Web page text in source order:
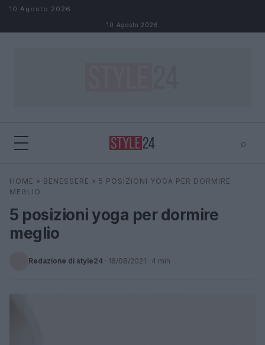
Salta al contenuto
10 Agosto 2026
10 Agosto 2026
⌕
Cerca ⌕
HOME » BENESSERE » 5 POSIZIONI YOGA PER DORMIRE
MEGLIO
5 posizioni yoga per dormire
meglio
Redazione di style24 · 18/08/2021 · 4 min